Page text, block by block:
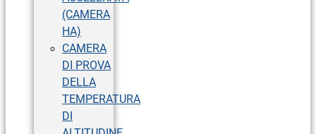
(CAMERA
HA)
CAMERA
DI PROVA
DELLA
TEMPERATURA
DI